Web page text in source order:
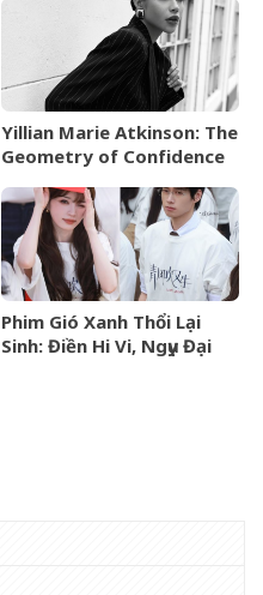
tập Thu Đông 2026
Yillian Marie Atkinson: The
Geometry of Confidence
Phim Gió Xanh Thổi Lại
Sinh: Điền Hi Vi, Ngụy Đại